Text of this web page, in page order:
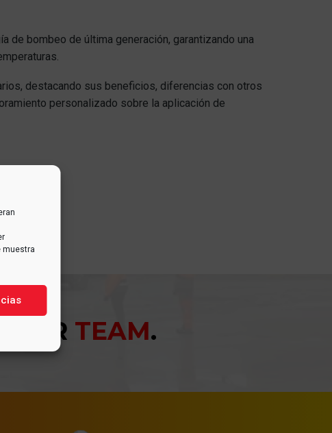
muestra
de bombeo de última generación, garantizando una
destacando sus beneficios, diferencias con otros
personalizado sobre la aplicación de
TEAM.